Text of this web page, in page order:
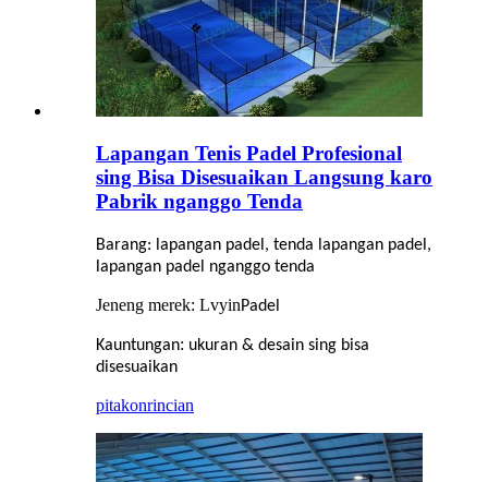
Lapangan Tenis Padel Profesional
sing Bisa Disesuaikan Langsung karo
Pabrik nganggo Tenda
Barang: lapangan padel, tenda lapangan padel,
lapangan padel nganggo tenda
Jeneng merek: LvyinPadel
Kauntungan: ukuran & desain sing bisa
disesuaikan
pitakonrincian